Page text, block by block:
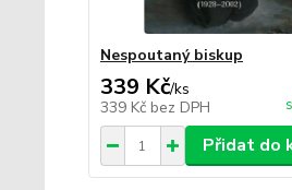
Nespoutaný biskup
339 Kč/ks
339 Kč bez DPH
Přidat do